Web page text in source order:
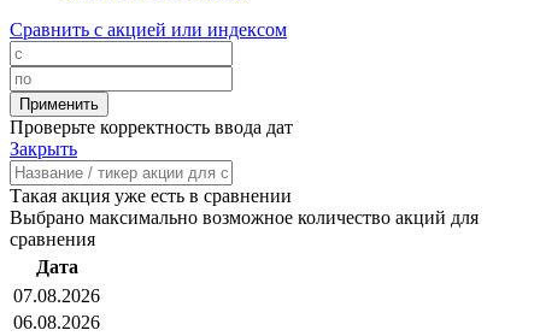
Сравнить с акцией или индексом
Проверьте корректность ввода дат
Закрыть
Такая акция уже есть в сравнении
Выбрано максимально возможное количество акций для
сравнения
Дата
07.08.2026
06.08.2026